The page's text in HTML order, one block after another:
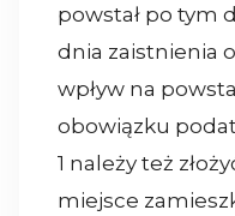
powstał po tym
dnia zaistnienia
wpływ na
obowiązku
1 należy też
miejsce